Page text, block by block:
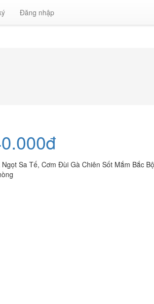
Đăng nhập
Sa Tế, Cơm Đùi Gà Chiên Sốt Mắm Bắc